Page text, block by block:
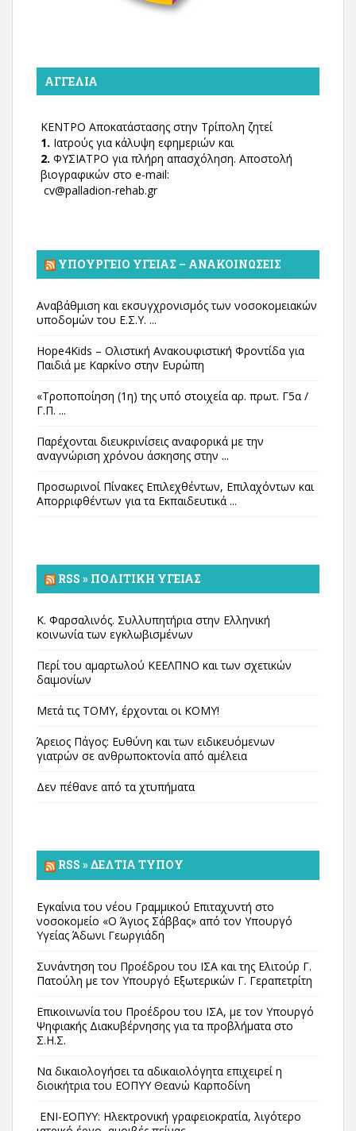
ΑΓΓΕΛΊΑ
ΚΕΝΤΡΟ Αποκατάστασης στην Τρίπολη ζητεί
1. Ιατρούς για κάλυψη εφημεριών και
2. ΦΥΣΙΑΤΡΟ για πλήρη απασχόληση. Αποστολή
βιογραφικών στο e-mail:
cv@palladion-rehab.gr
ΥΠΟΥΡΓΕΊΟ ΥΓΕΊΑΣ – ΑΝΑΚΟΙΝΏΣΕΙΣ
Αναβάθμιση και εκσυγχρονισμός των νοσοκομειακών
υποδομών του Ε.Σ.Υ. ...
Hope4Kids – Ολιστική Ανακουφιστική Φροντίδα για
Παιδιά με Καρκίνο στην Ευρώπη
«Τροποποίηση (1η) της υπό στοιχεία αρ. πρωτ. Γ5α /
Γ.Π. ...
Παρέχονται διευκρινίσεις αναφορικά με την
αναγνώριση χρόνου άσκησης στην ...
Προσωρινοί Πίνακες Επιλεχθέντων, Επιλαχόντων και
Απορριφθέντων για τα Εκπαιδευτικά ...
RSS » ΠΟΛΙΤΙΚΉ ΥΓΕΊΑΣ
Κ. Φαρσαλινός. Συλλυπητήρια στην Ελληνική
κοινωνία των εγκλωβισμένων
Περί του αμαρτωλού ΚΕΕΛΠΝΟ και των σχετικών
δαιμονίων
Μετά τις ΤΟΜΥ, έρχονται οι ΚΟΜΥ!
Άρειος Πάγος: Ευθύνη και των ειδικευόμενων
γιατρών σε ανθρωποκτονία από αμέλεια
Δεν πέθανε από τα χτυπήματα
RSS » ΔΕΛΤΊΑ ΤΎΠΟΥ
Εγκαίνια του νέου Γραμμικού Επιταχυντή στο
νοσοκομείο «Ο Άγιος Σάββας» από τον Υπουργό
Υγείας Άδωνι Γεωργιάδη
Συνάντηση του Προέδρου του ΙΣΑ και της Ελιτούρ Γ.
Πατούλη με τον Υπουργό Εξωτερικών Γ. Γεραπετρίτη
Επικοινωνία του Προέδρου του ΙΣΑ, με τον Υπουργό
Ψηφιακής Διακυβέρνησης για τα προβλήματα στο
Σ.Η.Σ.
Να δικαιολογήσει τα αδικαιολόγητα επιχειρεί η
διοικήτρια του ΕΟΠΥΥ Θεανώ Καρποδίνη
ΕΝΙ-ΕΟΠΥΥ: Ηλεκτρονική γραφειοκρατία, λιγότερο